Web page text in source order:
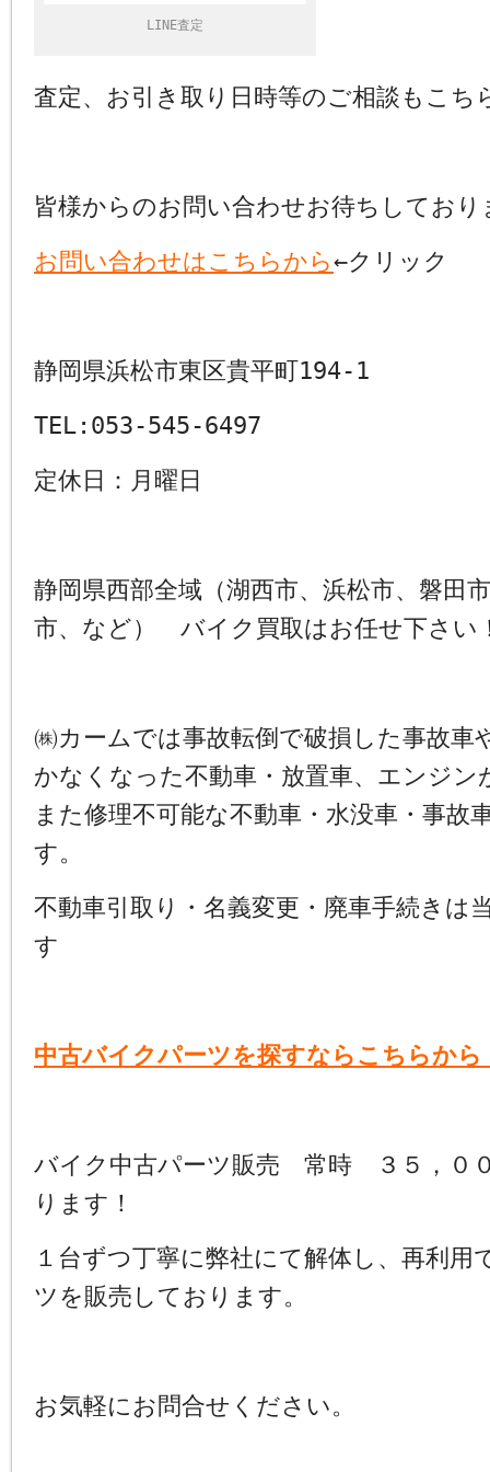
LINE査定
査定、お引き取り日時等のご相談もこち
皆様からのお問い合わせお待ちしており
お問い合わせはこちらから←クリック
静岡県浜松市東区貴平町194-1
TEL:053-545-6497
定休日：月曜日
静岡県西部全域（湖西市、浜松市、磐田
市、など） バイク買取はお任せ下さい
㈱カームでは事故転倒で破損した事故車
かなくなった不動車・放置車、エンジン
また修理不可能な不動車・水没車・事故
す。
不動車引取り・名義変更・廃車手続きは
す
中古バイクパーツを探すならこちらから
バイク中古パーツ販売 常時 ３５，０
ります！
１台ずつ丁寧に弊社にて解体し、再利用
ツを販売しております。
お気軽にお問合せください。